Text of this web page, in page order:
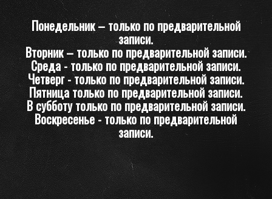
Понедельник – только по предварительной
записи.
Вторник – только по предварительной записи.
Среда - только по предварительной записи.
Четверг - только по предварительной записи.
Пятница только по предварительной записи.
В субботу только по предварительной записи.
Воскресенье - только по предварительной
записи.